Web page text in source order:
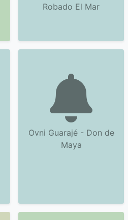
Robado El Mar
Ovni Guarajé - Don de
Maya